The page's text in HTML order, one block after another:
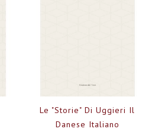
Le "storie" Di Uggieri Il
Danese Italiano